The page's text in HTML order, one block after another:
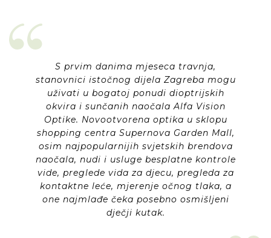
S prvim danima mjeseca travnja,
stanovnici istočnog dijela Zagreba mogu
uživati u bogatoj ponudi dioptrijskih
okvira i sunčanih naočala Alfa Vision
Optike. Novootvorena optika u sklopu
shopping centra Supernova Garden Mall,
osim najpopularnijih svjetskih brendova
naočala, nudi i usluge besplatne kontrole
vide, preglede vida za djecu, pregleda za
kontaktne leće, mjerenje očnog tlaka, a
one najmlađe čeka posebno osmišljeni
dječji kutak.